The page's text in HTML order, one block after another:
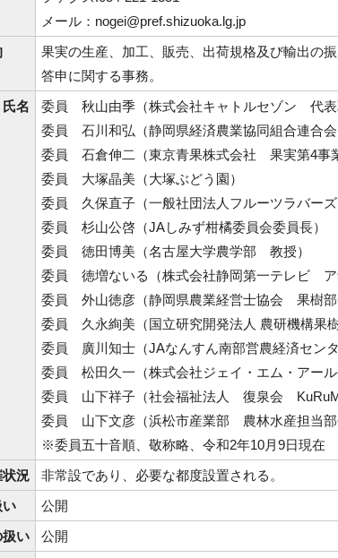
メール：nogei@pref.shizuoka.lg.jp
果実の生産、加工、販売、出荷規格及び輸出の
答申に関する事務。
名
委員 秋山由季（株式会社キャトルセゾン 代表
委員 石川和弘（静岡県経済農業協同組合連合
委員 石倉伸二（東京青果株式会社 果実第4事
委員 大塚晶美（大塚ぶどう園）
委員 久保直子（一般社団法人フルーツラバーズ
委員 杉山公啓（JAしみず柑橘委員会委員長）
委員 徳田博美（名古屋大学農学部 教授）
委員 徳増ないる（株式会社静岡第一テレビ ア
委員 外山徳彦（静岡県農業経営士協会 果樹部
委員 久永絢美（国立研究開発法人 農研機構果
委員 廣川知士（JAなんすん南部営農経済センタ
委員 松田久一（株式会社ジェイ・エム・アー
委員 山下祥子（社会福祉法人 復泉会
委員 山下文彦（浜松市産業部 農林水産担当部
※委員五十音順、敬称略、令和2年10月9日現在
況
非常設であり、必要な都度設置される。
い
公開
い
公開